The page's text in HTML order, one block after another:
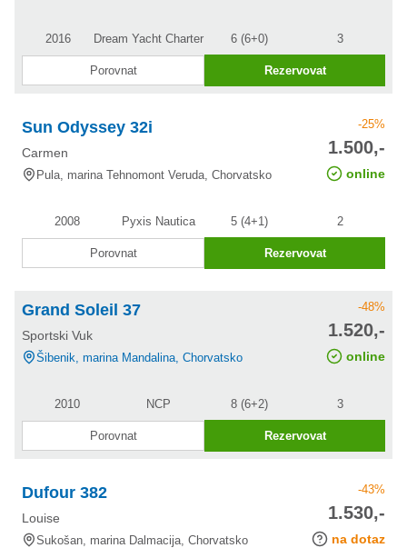
2016 Dream Yacht Charter 6 (6+0) 3
Porovnat Rezervovat
Sun Odyssey 32i
Carmen
Pula, marina Tehnomont Veruda, Chorvatsko
2008 Pyxis Nautica 5 (4+1) 2
cena po
slevě
-25%
1.500,-
online
Porovnat Rezervovat
Grand Soleil 37
Sportski Vuk
Šibenik, marina Mandalina, Chorvatsko
2010 NCP 8 (6+2) 3
cena po
slevě
-48%
1.520,-
online
Porovnat Rezervovat
Dufour 382
Louise
Sukošan, marina Dalmacija, Chorvatsko
cena po
slevě
-43%
1.530,-
na dotaz